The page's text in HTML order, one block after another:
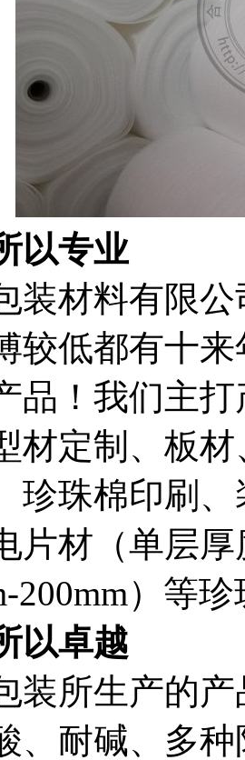
以专业
材料有限公
较低都有十
品！我们主
材定制、板
珍珠棉印刷
片材（单层
200mm）等
以卓越
所生产的产
、耐碱、多